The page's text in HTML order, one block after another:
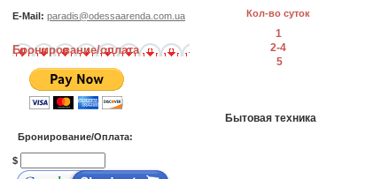
E-Mail: paradis@odessaarenda.com.ua
Бронирование/оплата
Бронирование/Оплата:
$
Кол-во суток
1
2-4
5
Бытовая техника